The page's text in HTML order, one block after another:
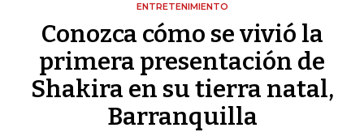
ENTRETENIMIENTO
Conozca cómo se vivió la
primera presentación de
Shakira en su tierra natal,
Barranquilla